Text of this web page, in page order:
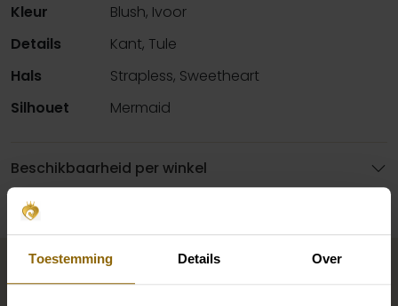
Toestemming Details Over
Kleur
Blush, Ivoor
Details
Kant, Tule
Hals
Strapless, Sweetheart
Silhouet
Mermaid
Beschikbaarheid per winkel
Maak jouw bridallook
compleet